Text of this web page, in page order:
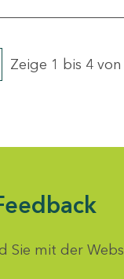
Zeige 1 bis 4
Sie mit der